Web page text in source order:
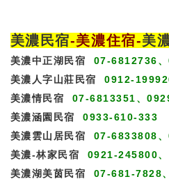
美濃民宿-美濃住宿-美
美濃中正湖民宿
07-6812736
美濃人字山莊民宿
0912-
美濃情民宿
07-6813351、
美濃涵園民宿
0933-610-333
美濃雲山居民宿
07-6833808
美濃-林家民宿
0921-245800
美濃湖美茵民宿
07-681-7828